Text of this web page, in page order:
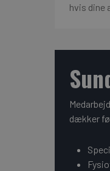
hvis dine
dækker